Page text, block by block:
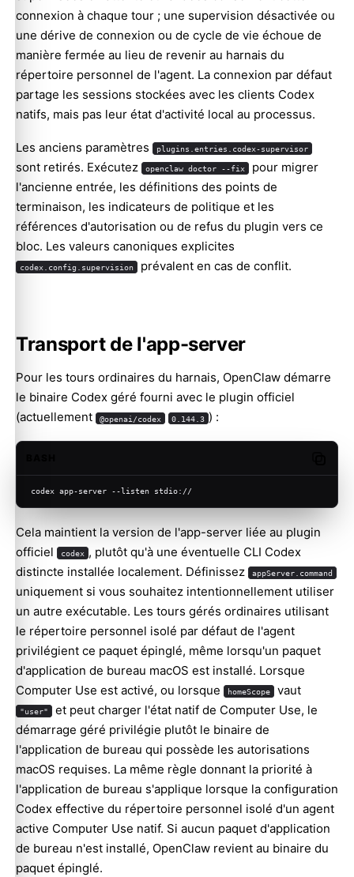
connexion à chaque tour ; une supervision désactivée ou
une dérive de connexion ou de cycle de vie échoue de
manière fermée au lieu de revenir au harnais du
répertoire personnel de l'agent. La connexion par défaut
partage les sessions stockées avec les clients Codex
natifs, mais pas leur état d'activité local au processus.
Les anciens paramètres plugins.entries.codex-supervisor
sont retirés. Exécutez openclaw doctor --fix pour migrer
l'ancienne entrée, les définitions des points de
terminaison, les indicateurs de politique et les
références d'autorisation ou de refus du plugin vers ce
bloc. Les valeurs canoniques explicites
codex.config.supervision prévalent en cas de conflit.
Transport de l'app-server
Pour les tours ordinaires du harnais, OpenClaw démarre
le binaire Codex géré fourni avec le plugin officiel
(actuellement
@openai/codex 0.144.3 ) :
codex app-server --listen stdio://
Cela maintient la version de l'app-server liée au plugin
officiel
codex , plutôt qu'à une éventuelle CLI Codex
distincte installée localement. Définissez
appServer.command
uniquement si vous souhaitez intentionnellement utiliser
un autre exécutable. Les tours gérés ordinaires utilisant
le répertoire personnel isolé par défaut de l'agent
privilégient ce paquet épinglé, même lorsqu'un paquet
d'application de bureau macOS est installé. Lorsque
Computer Use est activé, ou lorsque homeScope vaut
"user" et peut charger l'état natif de Computer Use, le
démarrage géré privilégie plutôt le binaire de
l'application de bureau qui possède les autorisations
macOS requises. La même règle donnant la priorité à
l'application de bureau s'applique lorsque la configuration
Codex effective du répertoire personnel isolé d'un agent
active Computer Use natif. Si aucun paquet d'application
de bureau n'est installé, OpenClaw revient au binaire du
paquet épinglé.